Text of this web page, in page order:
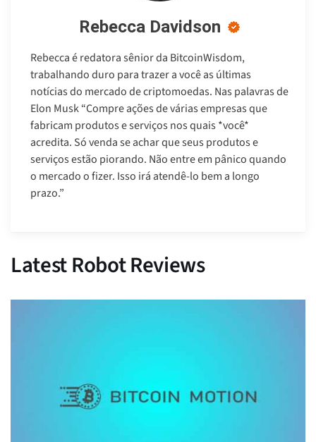
Rebecca Davidson
Rebecca é redatora sênior da BitcoinWisdom,
trabalhando duro para trazer a você as últimas
notícias do mercado de criptomoedas. Nas palavras de
Elon Musk “Compre ações de várias empresas que
fabricam produtos e serviços nos quais *você*
acredita. Só venda se achar que seus produtos e
serviços estão piorando. Não entre em pânico quando
o mercado o fizer. Isso irá atendê-lo bem a longo
prazo.”
Latest Robot Reviews